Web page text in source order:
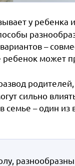
у ребенка
–
может
сильно
семье – один